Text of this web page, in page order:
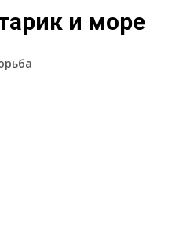
и море